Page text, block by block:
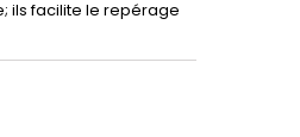
ils facilite le repérage